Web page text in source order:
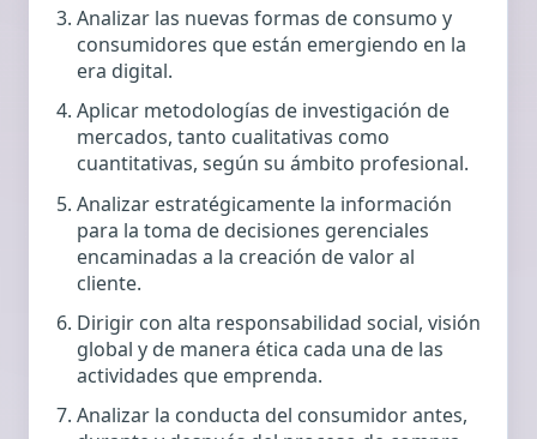
Analizar las nuevas formas de consumo y
consumidores que están emergiendo en la
era digital.
Aplicar metodologías de investigación de
mercados, tanto cualitativas como
cuantitativas, según su ámbito profesional.
Analizar estratégicamente la información
para la toma de decisiones gerenciales
encaminadas a la creación de valor al
cliente.
Dirigir con alta responsabilidad social, visión
global y de manera ética cada una de las
actividades que emprenda.
Analizar la conducta del consumidor antes,